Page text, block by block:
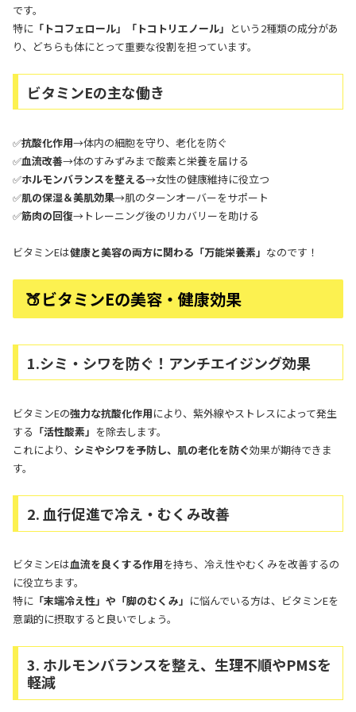
です。
特に 「トコフェロール」「トコトリエノール」 という2種類の成分があ
り、どちらも体にとって重要な役割を担っています。
ビタミンEの主な働き
✅抗酸化作用→体内の細胞を守り、老化を防ぐ
✅血流改善→体のすみずみまで酸素と栄養を届ける
✅ホルモンバランスを整える→女性の健康維持に役立つ
✅肌の保湿＆美肌効果→肌のターンオーバーをサポート
✅筋肉の回復→トレーニング後のリカバリーを助ける
ビタミンEは健康と美容の両方に関わる「万能栄養素」 なのです！
🍑ビタミンEの美容・健康効果
1.シミ・シワを防ぐ！アンチエイジング効果
ビタミンEの強力な抗酸化作用により、紫外線やストレスによって発生
する 「活性酸素」 を除去します。
これにより、 シミやシワを予防し、肌の老化を防ぐ効果が期待できま
す。
2. 血行促進で冷え・むくみ改善
ビタミンEは血流を良くする作用を持ち、冷え性やむくみを改善するの
に役立ちます。
特に 「末端冷え性」や「脚のむくみ」 に悩んでいる方は、ビタミンEを
意識的に摂取すると良いでしょう。
3. ホルモンバランスを整え、生理不順やPMSを
軽減